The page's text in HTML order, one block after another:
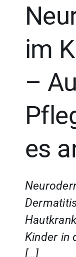
im
–
es
Kinder in
[…]